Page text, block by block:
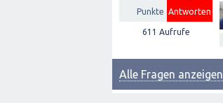
Punkte Antworten
611 Aufrufe
Alle Fragen anzeigen